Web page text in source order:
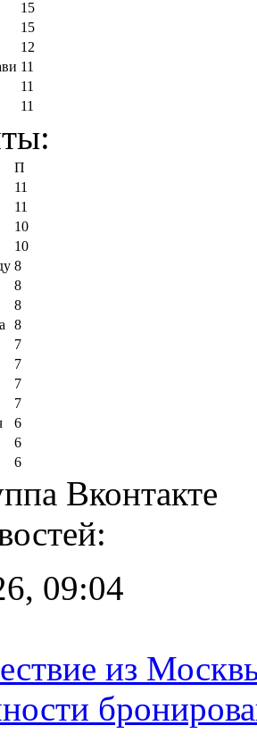
15
15
12
11
11
11
П
11
11
10
10
8
8
8
8
7
7
7
7
6
6
6
Вконтакте
09:04
из